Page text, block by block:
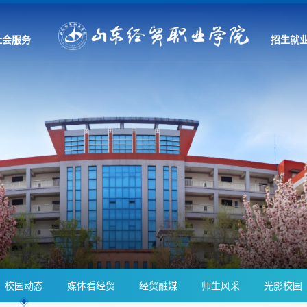
会服务 招生就
校园动态 媒体看经贸 经贸融媒 师生风采 光影校园